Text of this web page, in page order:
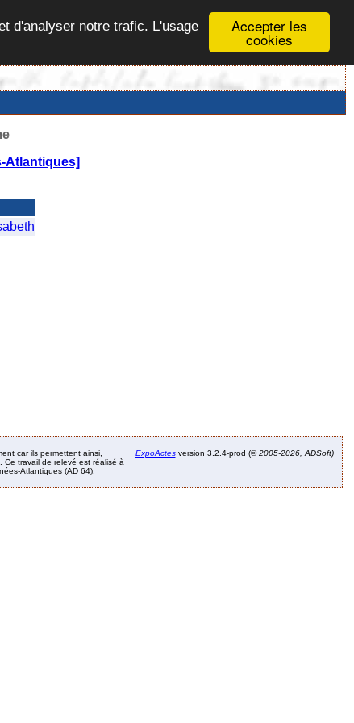
Accepter les
cookies
d'analyser notre trafic. L'usage
Atlantiques]
car ils permettent ainsi,
travail de relevé est réalisé à
Atlantiques (AD 64).
ExpoActesversion 3.2.4-prod (©2005-2026, ADSoft)